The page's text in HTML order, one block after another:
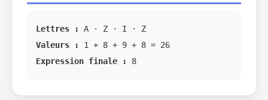
Lettres :
A · Z · I · Z
Valeurs :
1 + 8 + 9 + 8 = 26
Expression finale :
8